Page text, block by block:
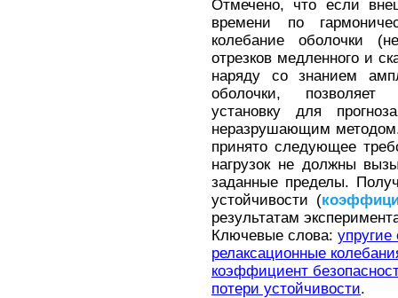
Отмечено, что если
времени по
колебание оболочки
отрезков медленного и
наряду со знанием
оболочки, позволяет
установку для
неразрушающим методом.
принято следующее
нагрузок не должны
заданные пределы.
устойчивости (
результатам
Ключевые слова: упругие
релаксационные
коэффициент
потери устойчивости.